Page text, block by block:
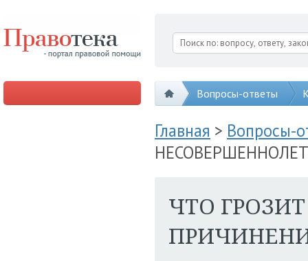
Вопросы-ответы
Главная > Вопросы-
ЧТО